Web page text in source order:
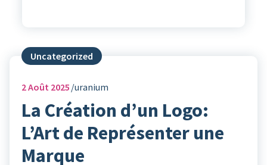
Uncategorized
2Août 2025 uranium
La Création d’un Logo:
L’Art de Représenter une
Marque